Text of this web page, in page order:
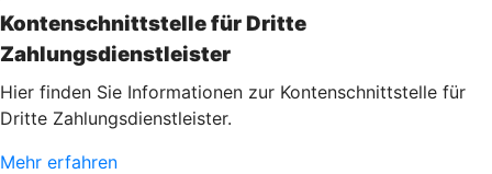
Kontenschnittstelle für Dritte
Zahlungsdienstleister
Hier finden Sie Informationen zur Kontenschnittstelle für
Dritte Zahlungsdienstleister.
Mehr erfahren